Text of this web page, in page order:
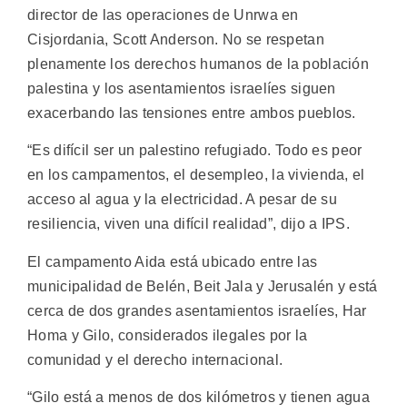
director de las operaciones de Unrwa en
Cisjordania, Scott Anderson. No se respetan
plenamente los derechos humanos de la población
palestina y los asentamientos israelíes siguen
exacerbando las tensiones entre ambos pueblos.
“Es difícil ser un palestino refugiado. Todo es peor
en los campamentos, el desempleo, la vivienda, el
acceso al agua y la electricidad. A pesar de su
resiliencia, viven una difícil realidad”, dijo a IPS.
El campamento Aida está ubicado entre las
municipalidad de Belén, Beit Jala y Jerusalén y está
cerca de dos grandes asentamientos israelíes, Har
Homa y Gilo, considerados ilegales por la
comunidad y el derecho internacional.
“Gilo está a menos de dos kilómetros y tienen agua